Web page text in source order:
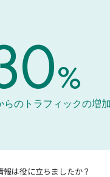
%
のトラフィックの増加
報は役に立ちましたか？